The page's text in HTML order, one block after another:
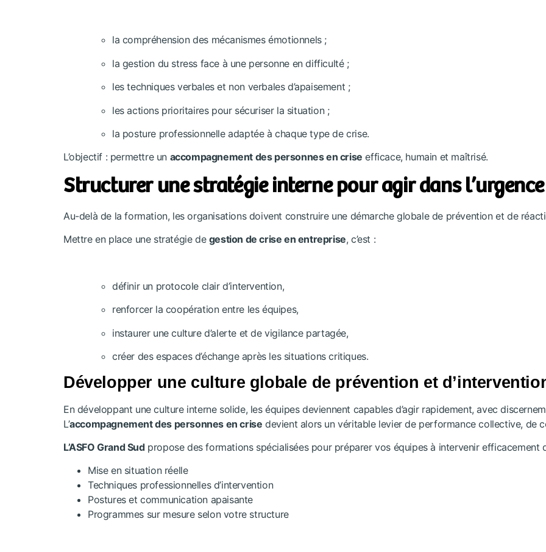
la compréhension des mécanismes émotionnels ;
la gestion du stress face à une personne en difficulté ;
les techniques verbales et non verbales d’apaisement ;
les actions prioritaires pour sécuriser la situation ;
la posture professionnelle adaptée à chaque type de crise.
L’objectif : permettre un accompagnement des personnes en crise efficace, humain et maîtrisé.
Structurer une stratégie interne pour agir dans l’urgence
Au-delà de la formation, les organisations doivent construire une démarche globale de prévention et de
Mettre en place une stratégie de gestion de crise en entreprise, c’est :
définir un protocole clair d’intervention,
renforcer la coopération entre les équipes,
instaurer une culture d’alerte et de vigilance partagée,
créer des espaces d’échange après les situations critiques.
Développer une culture globale de prévention et
En développant une culture interne solide, les équipes deviennent capables d’agir rapidement, avec
L’accompagnement des personnes en crise devient alors un véritable levier de performance collective, de
L’ASFO Grand Sudpropose des formations spécialisées pour préparer vos équipes à intervenir efficacement
Mise en situation réelle
Techniques professionnelles d’intervention
Postures et communication apaisante
Programmes sur mesure selon votre structure